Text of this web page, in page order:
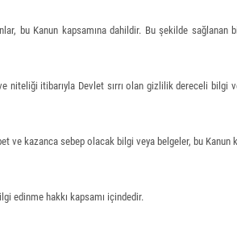
bu Kanun kapsamına dahildir. Bu şekilde sağlanan
itibarıyla Devlet sırrı olan gizlilik dereceli bilgi
ve kazanca sebep olacak bilgi veya belgeler, bu Kanun
edinme hakkı kapsamı içindedir.